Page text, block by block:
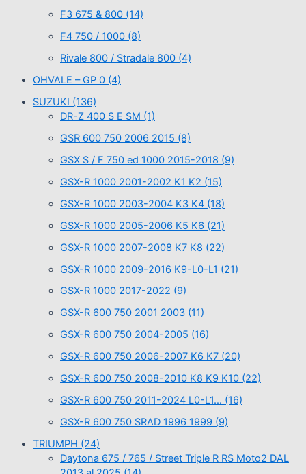
F3 675 & 800 (14)
F4 750 / 1000 (8)
Rivale 800 / Stradale 800 (4)
OHVALE – GP 0 (4)
SUZUKI (136)
DR-Z 400 S E SM (1)
GSR 600 750 2006 2015 (8)
GSX S / F 750 ed 1000 2015-2018 (9)
GSX-R 1000 2001-2002 K1 K2 (15)
GSX-R 1000 2003-2004 K3 K4 (18)
GSX-R 1000 2005-2006 K5 K6 (21)
GSX-R 1000 2007-2008 K7 K8 (22)
GSX-R 1000 2009-2016 K9-L0-L1 (21)
GSX-R 1000 2017-2022 (9)
GSX-R 600 750 2001 2003 (11)
GSX-R 600 750 2004-2005 (16)
GSX-R 600 750 2006-2007 K6 K7 (20)
GSX-R 600 750 2008-2010 K8 K9 K10 (22)
GSX-R 600 750 2011-2024 L0-L1… (16)
GSX-R 600 750 SRAD 1996 1999 (9)
TRIUMPH (24)
Daytona 675 / 765 / Street Triple R RS Moto2 DAL